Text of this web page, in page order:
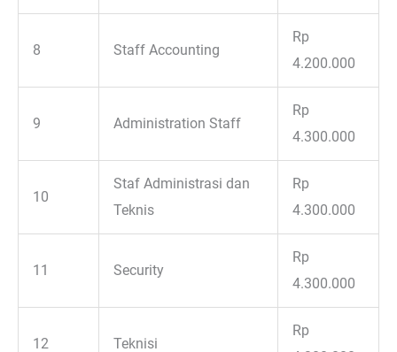
8 Staff Accounting
Rp
4.200.000
9 Administration Staff
Rp
4.300.000
10
Staf Administrasi dan
Teknis
Rp
4.300.000
11 Security
Rp
4.300.000
12 Teknisi
Rp